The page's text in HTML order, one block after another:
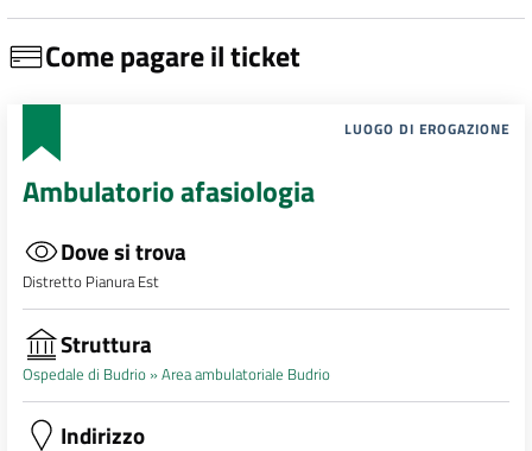
Come pagare il ticket
LUOGO DI EROGAZIONE
Ambulatorio afasiologia
Dove si trova
Distretto Pianura Est
Struttura
Ospedale di Budrio »Area ambulatoriale Budrio
Indirizzo